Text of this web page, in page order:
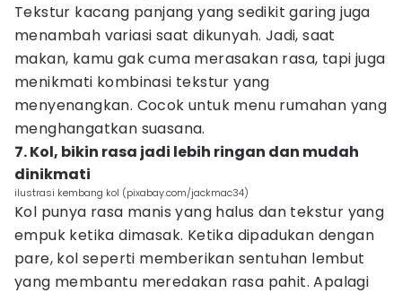
Tekstur kacang panjang yang sedikit garing juga
menambah variasi saat dikunyah. Jadi, saat
makan, kamu gak cuma merasakan rasa, tapi juga
menikmati kombinasi tekstur yang
menyenangkan. Cocok untuk menu rumahan yang
menghangatkan suasana.
7. Kol, bikin rasa jadi lebih ringan dan mudah
dinikmati
ilustrasi kembang kol (pixabay.com/jackmac34)
Kol punya rasa manis yang halus dan tekstur yang
empuk ketika dimasak. Ketika dipadukan dengan
pare, kol seperti memberikan sentuhan lembut
yang membantu meredakan rasa pahit. Apalagi